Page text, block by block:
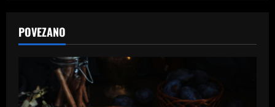
v
POVEZANO